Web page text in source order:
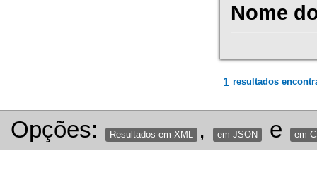
Nome
1 resultados
Opções: Resultados em XML , em JSON e em